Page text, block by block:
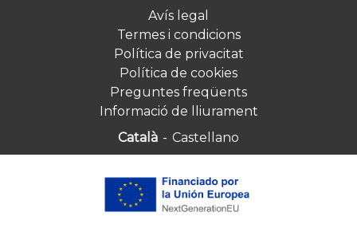
Avís legal
Termes i condicions
Política de privacitat
Política de cookies
Preguntes freqüents
Informació de lliurament
Català - Castellano